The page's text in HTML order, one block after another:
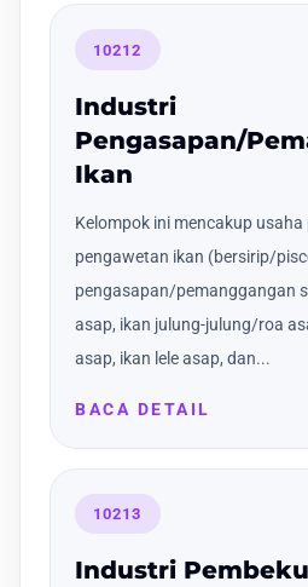
10212
Industri
Pengasapan/
Ikan
Kelompok ini mencakup
pengawetan ikan (bersirip/
pengasapan/pemanggangan
asap, ikan julung-julung/roa
asap, ikan lele asap, dan...
BACA DETAIL
10213
Industri